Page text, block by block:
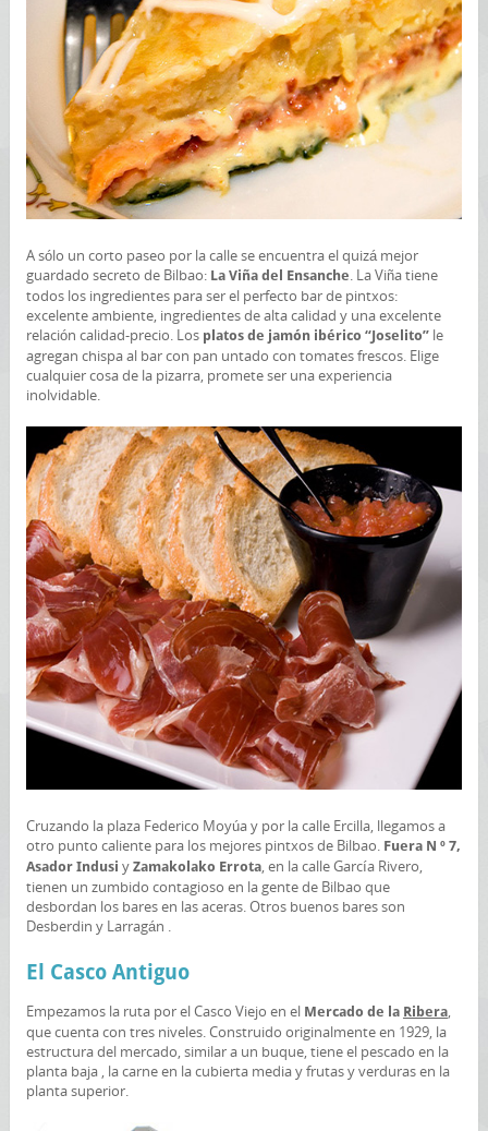
A sólo un corto paseo por la calle se encuentra el quizá mejor
guardado secreto de Bilbao: La Viña del Ensanche. La Viña tiene
todos los ingredientes para ser el perfecto bar de pintxos:
excelente ambiente, ingredientes de alta calidad y una excelente
relación calidad-precio. Losplatos de jamón ibérico “Joselito”le
agregan chispa al bar con pan untado con tomates frescos. Elige
cualquier cosa de la pizarra, promete ser una experiencia
inolvidable.
Cruzando la plaza Federico Moyúa y por la calle Ercilla, llegamos a
otro punto caliente para los mejores pintxos de Bilbao. Fuera N º 7,
Asador Indusi yZamakolako Errota, en la calle García Rivero,
tienen un zumbido contagioso en la gente de Bilbao que
desbordan los bares en las aceras. Otros buenos bares son
Desberdin y Larragán .
El Casco Antiguo
Empezamos la ruta por el Casco Viejo en el Mercado de la Ribera,
que cuenta con tres niveles. Construido originalmente en 1929, la
estructura del mercado, similar a un buque, tiene el pescado en la
planta baja , la carne en la cubierta media y frutas y verduras en la
planta superior.